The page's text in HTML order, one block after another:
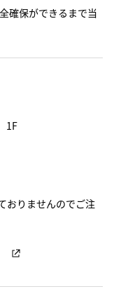
確保ができるまで当
1F
おりませんのでご注